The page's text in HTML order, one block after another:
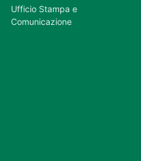
Ufficio Stampa e
Comunicazione